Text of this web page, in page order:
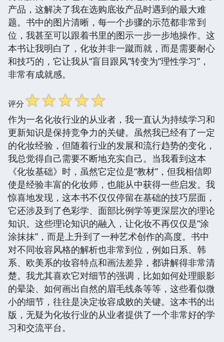
产品，这解决了我在选购底妆产品时遇到的最大难
题。书中的图片清晰，每一个步骤的示范都非常到
位，我甚至可以跟着书里的图示一步一步地操作。这
本书让我明白了，化妆并非一蹴而就，而是需要耐心
和技巧的，它让我从“盲目跟风”转变为“理性学习”，
非常有成就感。
评分☆☆☆☆☆
作为一名化妆行业的从业者，我一直认为持续学习和
更新知识是保持竞争力的关键。虽然我已经有了一定
的化妆经验，但随着行业的发展和流行趋势的变化，
我总觉得自己需要不断地充实自己。当我看到这本
《化妆基础》时，虽然它定位是“教材”，但我相信即
使是经验丰富的化妆师，也能从中获得一些启发。我
惊喜地发现，这本书不仅仅停留在基础的技巧层面，
它还涉及到了色彩学、面部比例学等更深层次的理论
知识。这些理论知识的融入，让化妆不再仅仅是“涂
涂抹抹”，而是上升到了一种艺术创作的高度。书中
对不同妆容风格的解析也非常到位，例如日系、韩
系、欧美系的妆容特点和画法差异，都讲解得非常清
楚。我尤其喜欢它对细节的强调，比如如何处理眼影
的晕染、如何画出自然的眉毛线条等等，这些看似微
小的细节，往往是决定妆容成败的关键。这本书的出
版，无疑为化妆行业的从业者提供了一个非常好的学
习和交流平台。